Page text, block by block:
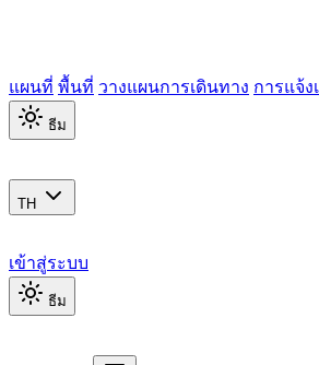
แผนที่ พื้นที่ วางแผนการเดินทาง การแจ้ง
ธีม
TH
เข้าสู่ระบบ
ธีม